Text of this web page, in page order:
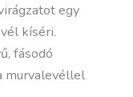
egy
kíséri.
fásodó
murvalevéllel